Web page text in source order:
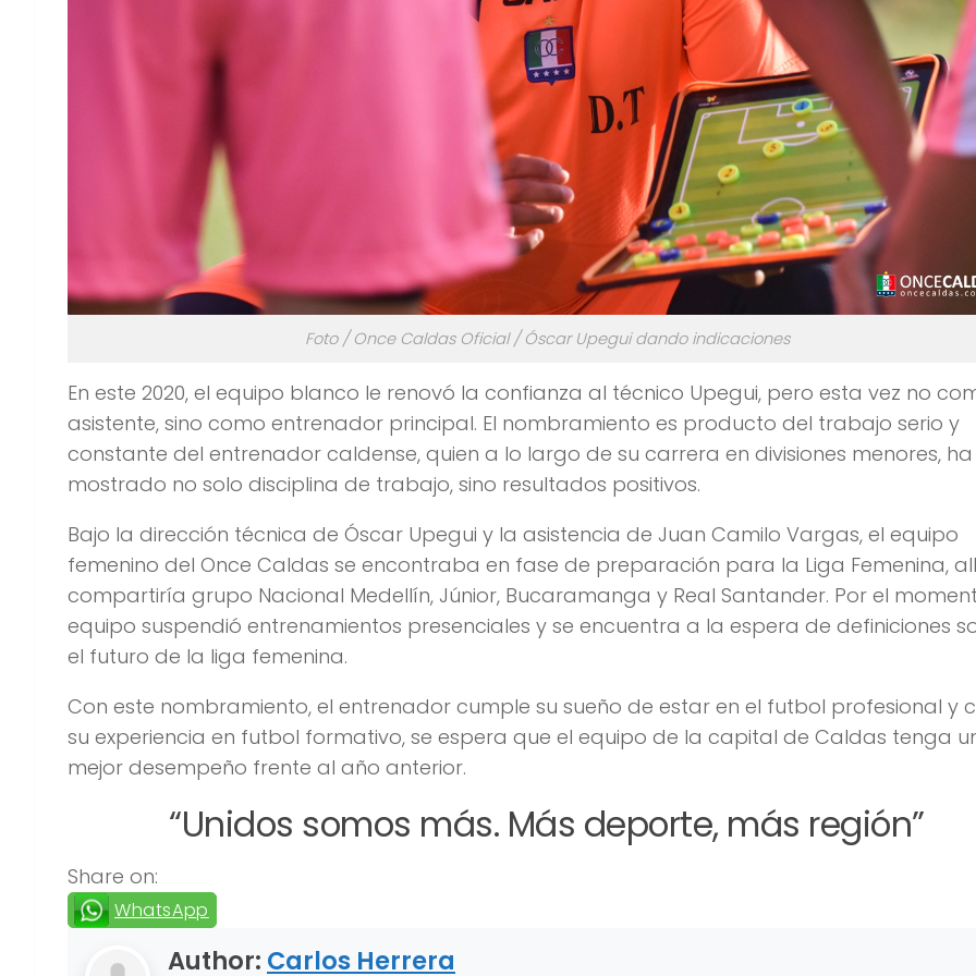
Foto / Once Caldas Oficial / Óscar Upegui dando indicaciones
En este 2020, el equipo blanco le renovó la confianza al técnico Upegui, pero esta vez no
asistente, sino como entrenador principal. El nombramiento es producto del trabajo serio y
constante del entrenador caldense, quien a lo largo de su carrera en divisiones menores, ha
mostrado no solo disciplina de trabajo, sino resultados positivos.
Bajo la dirección técnica de Óscar Upegui y la asistencia de Juan Camilo Vargas, el equipo
femenino del Once Caldas se encontraba en fase de preparación para la Liga Femenina,
compartiría grupo Nacional Medellín, Júnior, Bucaramanga y Real Santander. Por el
equipo suspendió entrenamientos presenciales y se encuentra a la espera de definiciones
el futuro de la liga femenina.
Con este nombramiento, el entrenador cumple su sueño de estar en el futbol profesional y
su experiencia en futbol formativo, se espera que el equipo de la capital de Caldas tenga
mejor desempeño frente al año anterior.
“Unidos somos más. Más deporte, más región”
Share on:
WhatsApp
Author: Carlos Herrera